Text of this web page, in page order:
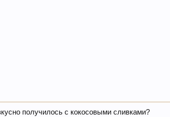
получилось с кокосовыми сливками?